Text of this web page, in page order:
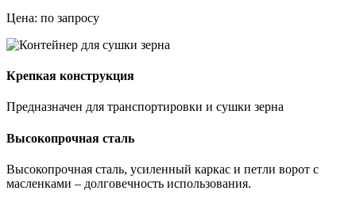
Цена: по запросу
Крепкая конструкция
Предназначен для транспортировки и сушки зерна
Высокопрочная сталь
Высокопрочная сталь, усиленный каркас и петли ворот с
масленками – долговечность использования.